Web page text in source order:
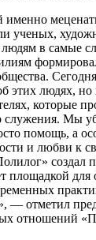
именно
ученых,
людям в самые
этих людях, но
которые
служения. Мы
помощь, а
и любви к
создал
площадкой для
— отметил
отношений